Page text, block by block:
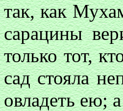
так, как
сарацины
только тот,
сад стояла
овладеть ею;